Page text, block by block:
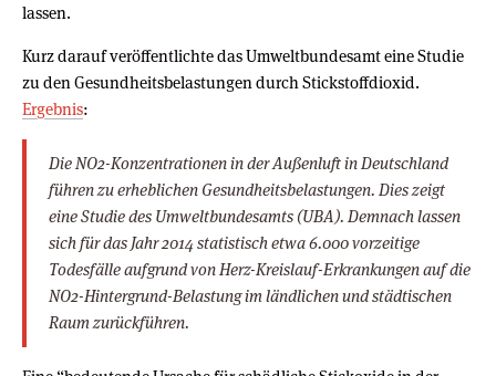
lassen.
Kurz darauf veröffentlichte das Umweltbundesamt eine Studie
zu den Gesundheitsbelastungen durch Stickstoffdioxid.
Ergebnis:
Die NO2-Konzentrationen in der Außenluft in Deutschland
führen zu erheblichen Gesundheitsbelastungen. Dies zeigt
eine Studie des Umweltbundesamts (UBA). Demnach lassen
sich für das Jahr 2014 statistisch etwa 6.000 vorzeitige
Todesfälle aufgrund von Herz-Kreislauf-Erkrankungen auf die
NO2-Hintergrund-Belastung im ländlichen und städtischen
Raum zurückführen.